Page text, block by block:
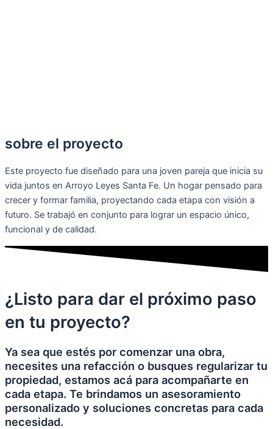
sobre el proyecto
Este proyecto fue diseñado para una joven pareja que inicia su
vida juntos en Arroyo Leyes Santa Fe. Un hogar pensado para
crecer y formar familia, proyectando cada etapa con visión a
futuro. Se trabajó en conjunto para lograr un espacio único,
funcional y de calidad.
¿Listo para dar el próximo paso
en tu proyecto?
Ya sea que estés por comenzar una obra,
necesites una refacción o busques regularizar tu
propiedad, estamos acá para acompañarte en
cada etapa. Te brindamos un asesoramiento
personalizado y soluciones concretas para cada
necesidad.